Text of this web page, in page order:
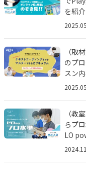
を紹
（取
のプ
スン
（教
らプ
LO